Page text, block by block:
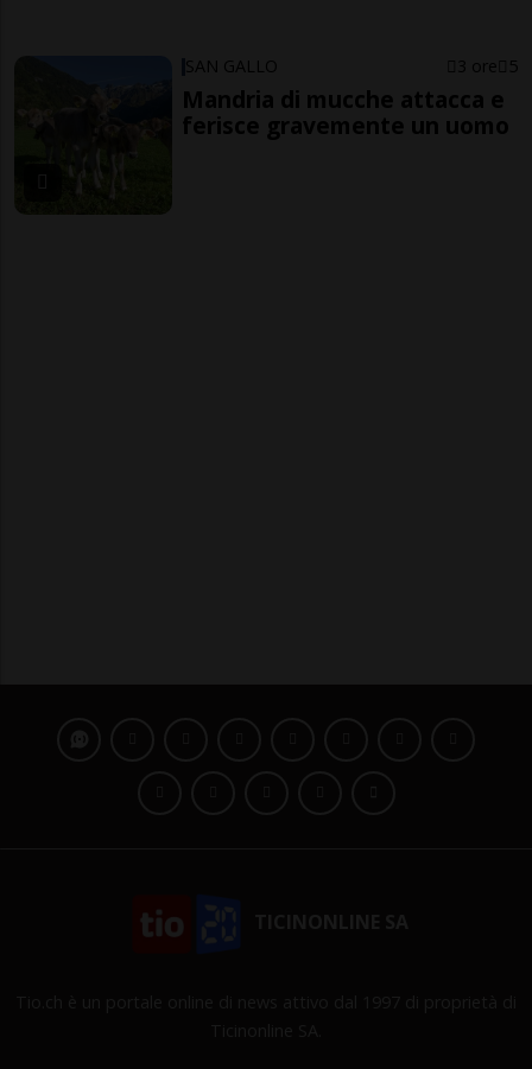
SAN GALLO 3 ore 5
Mandria di mucche attacca e
ferisce gravemente un uomo